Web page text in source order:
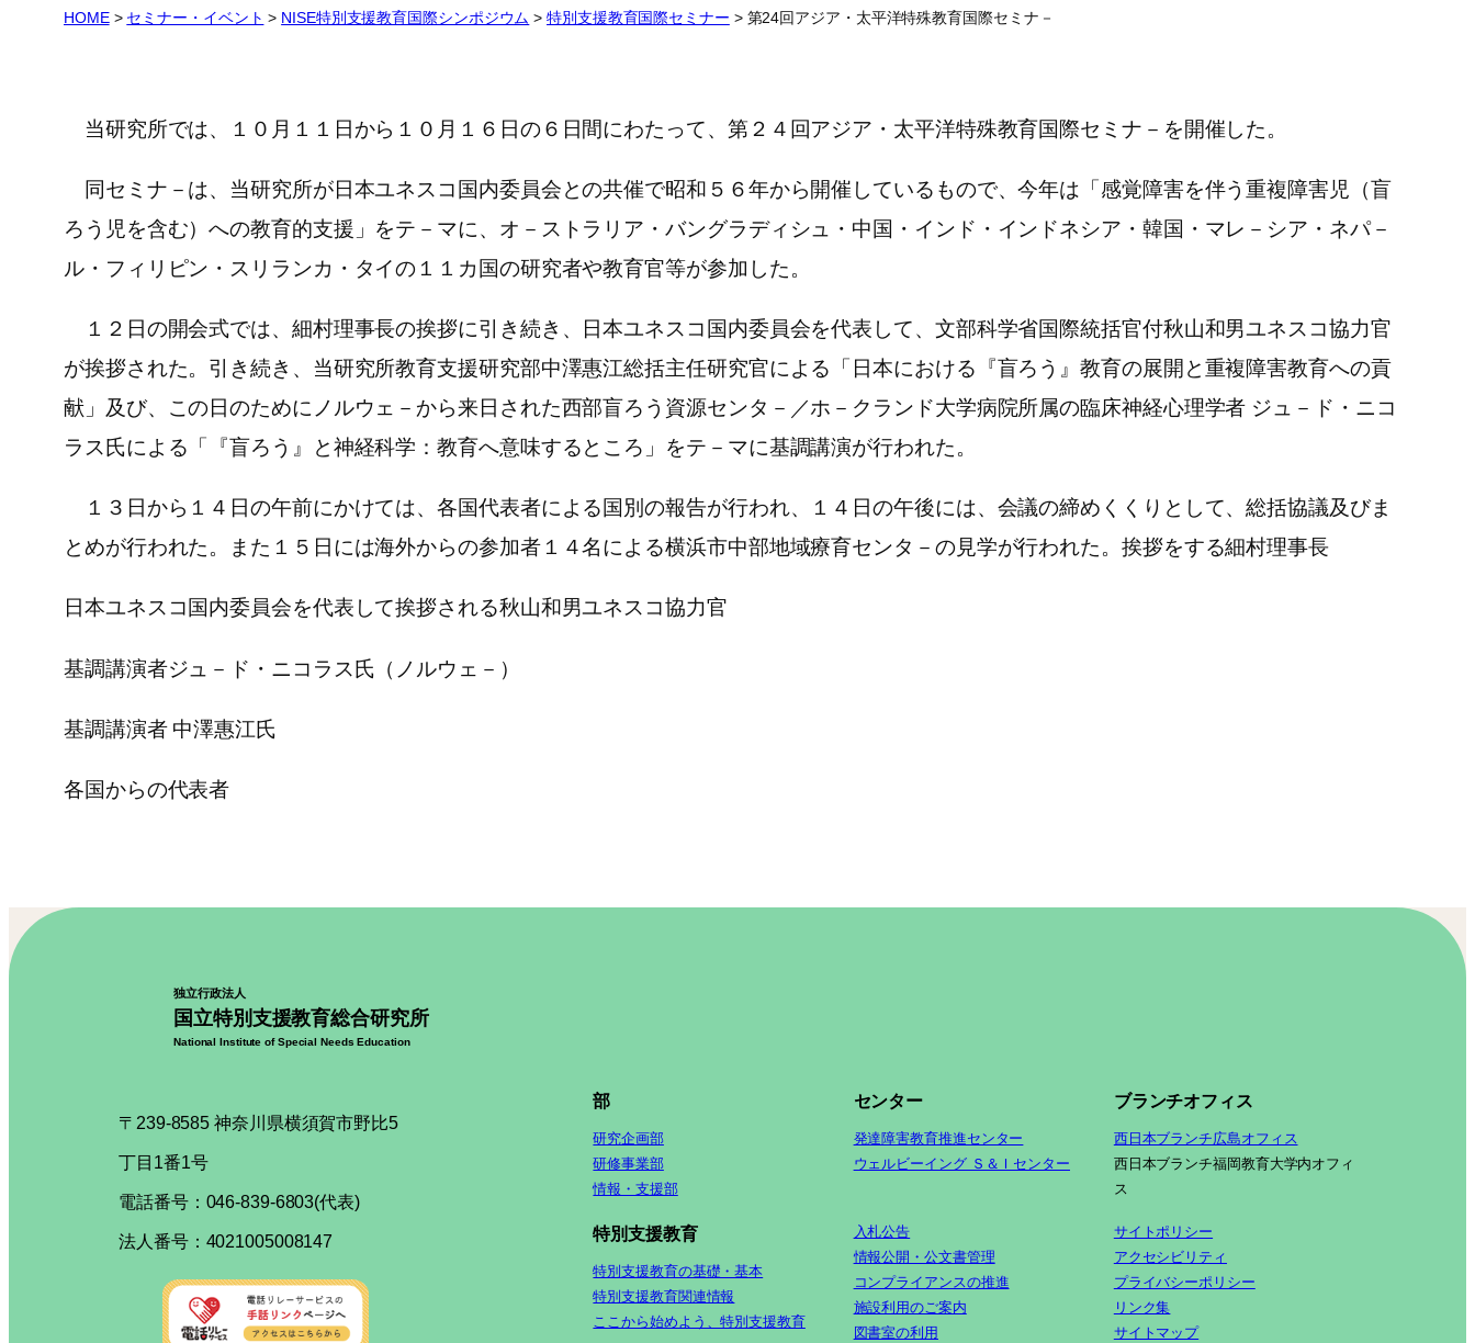
HOME> セミナー・イベント > NISE特別支援教育国際シンポジウム >特別支援教育国際セミナー > 第24回アジア・太平洋特殊教育国際セミナ－
当研究所では、１０月１１日から１０月１６日の６日間にわたって、第２４回アジア・太平洋特殊教育国際セミナ－を開催した。
同セミナ－は、当研究所が日本ユネスコ国内委員会との共催で昭和５６年から開催しているもので、今年は「感覚障害を伴う重複障害児（盲
ろう児を含む）への教育的支援」をテ－マに、オ－ストラリア・バングラディシュ・中国・インド・インドネシア・韓国・マレ－シア・ネパ－
ル・フィリピン・スリランカ・タイの１１カ国の研究者や教育官等が参加した。
１２日の開会式では、細村理事長の挨拶に引き続き、日本ユネスコ国内委員会を代表して、文部科学省国際統括官付秋山和男ユネスコ協力官
が挨拶された。引き続き、当研究所教育支援研究部中澤惠江総括主任研究官による「日本における『盲ろう』教育の展開と重複障害教育への貢
献」及び、この日のためにノルウェ－から来日された西部盲ろう資源センタ－／ホ－クランド大学病院所属の臨床神経心理学者 ジュ－ド・ニコ
ラス氏による「『盲ろう』と神経科学：教育へ意味するところ」をテ－マに基調講演が行われた。
１３日から１４日の午前にかけては、各国代表者による国別の報告が行われ、１４日の午後には、会議の締めくくりとして、総括協議及びま
とめが行われた。また１５日には海外からの参加者１４名による横浜市中部地域療育センタ－の見学が行われた。挨拶をする細村理事長
日本ユネスコ国内委員会を代表して挨拶される秋山和男ユネスコ協力官
基調講演者ジュ－ド・ニコラス氏（ノルウェ－）
基調講演者 中澤惠江氏
各国からの代表者
独立行政法人
国立特別支援教育総合研究所
National Institute of Special Needs Education
〒239-8585 神奈川県横須賀市野比5
丁目1番1号
電話番号：046-839-6803(代表)
法人番号：4021005008147
部
研究企画部
研修事業部
情報・支援部
センター
発達障害教育推進センター
ウェルビーイング Ｓ＆Ｉセンター
ブランチオフィス
西日本ブランチ広島オフィス
西日本ブランチ福岡教育大学内オフィ
ス
特別支援教育
特別支援教育の基礎・基本
特別支援教育関連情報
ここから始めよう、特別支援教育
入札公告
情報公開・公文書管理
コンプライアンスの推進
施設利用のご案内
図書室の利用
サイトポリシー
アクセシビリティ
プライバシーポリシー
リンク集
サイトマップ